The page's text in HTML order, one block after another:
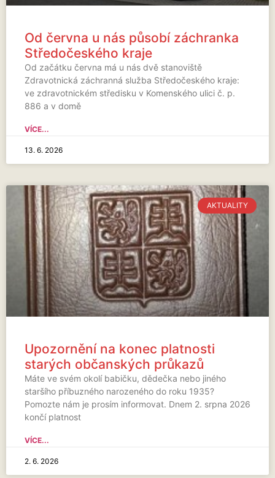
Od června u nás působí záchranka
Středočeského kraje
Od začátku června má u nás dvě stanoviště
Zdravotnická záchranná služba Středočeského kraje:
ve zdravotnickém středisku v Komenského ulici č. p.
886 a v domě
VÍCE...
13. 6. 2026
AKTUALITY
Upozornění na konec platnosti
starých občanských průkazů
Máte ve svém okolí babičku, dědečka nebo jiného
staršího příbuzného narozeného do roku 1935?
Pomozte nám je prosím informovat. Dnem 2. srpna 2026
končí platnost
VÍCE...
2. 6. 2026